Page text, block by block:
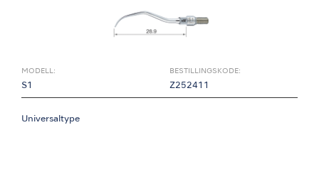
MODELL:
S1
BESTILLINGSKODE:
Z252411
Universaltype